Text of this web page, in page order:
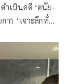
ำเนินคดี ‘ดนัย-
ร ‘เจาะลึกทั่ว